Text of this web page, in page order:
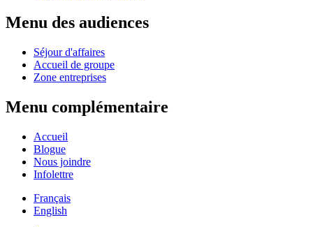
Menu des audiences
Séjour d'affaires
Accueil de groupe
Zone entreprises
Menu complémentaire
Accueil
Blogue
Nous joindre
Infolettre
Français
English